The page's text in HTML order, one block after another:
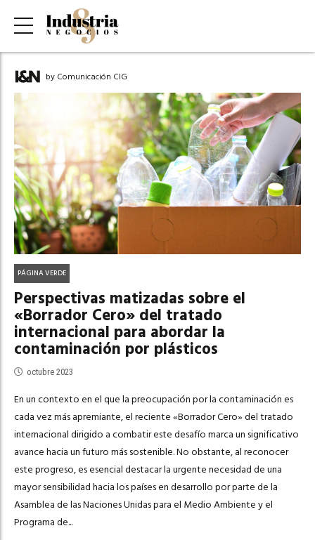
by Comunicación CIG
PÁGINA VERDE
Perspectivas matizadas sobre el
«Borrador Cero» del tratado
internacional para abordar la
contaminación por plásticos
octubre 2023
En un contexto en el que la preocupación por la contaminación es
cada vez más apremiante, el reciente «Borrador Cero» del tratado
internacional dirigido a combatir este desafío marca un significativo
avance hacia un futuro más sostenible. No obstante, al reconocer
este progreso, es esencial destacar la urgente necesidad de una
mayor sensibilidad hacia los países en desarrollo por parte de la
Asamblea de las Naciones Unidas para el Medio Ambiente y el
Programa de...